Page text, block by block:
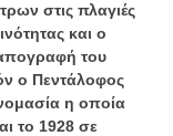
στις πλαγιές
και ο
του
ο Πεντάλοφος
η οποία
το 1928 σε